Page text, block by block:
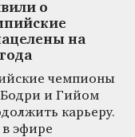
о
на
чемпионы
Бодри и Гийом
карьеру.
эфире